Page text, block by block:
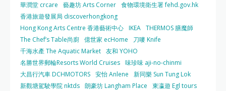
華潤堂 crcare
藝趣坊 Arts Corner 食物環境衛生署 fehd.gov.hk
香港旅遊發展局 discoverhongkong
Hong Kong Arts Centre 香港藝術中心 IKEA THERMOS 膳魔師
The Chef’s Table尚廚 億世家 ecHome
刀嘜 Knife
千海水產 The Aquatic Market 友和 YOHO
名勝世界郵輪Resorts World Cruises 味珍味 aji-no-chinmi
大昌行汽車 DCHMOTORS 安怡 Anlene
新同樂 Sun Tung Lok
新觀塘駕駛學院 nktds 朗豪坊 Langham Place
東瀛遊 Egl tours